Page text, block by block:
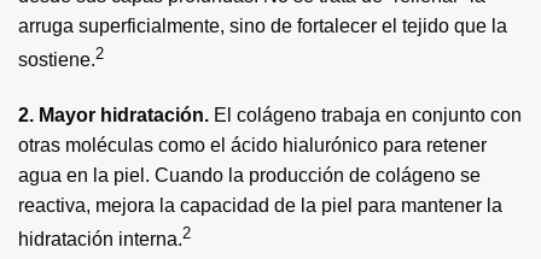
arruga superficialmente, sino de fortalecer el tejido que la
sostiene.2
2. Mayor hidratación. El colágeno trabaja en conjunto con
otras moléculas como el ácido hialurónico para retener
agua en la piel. Cuando la producción de colágeno se
reactiva, mejora la capacidad de la piel para mantener la
hidratación interna.2